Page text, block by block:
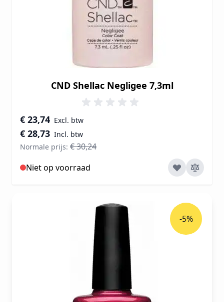
CND Shellac Negligee 7,3ml
Speciale prijs
€ 28,73
€ 23,74
Normale prijs: € 30,24
Niet op voorraad
-5%